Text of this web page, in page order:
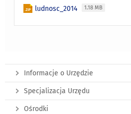
ludnosc_2014 1.18 MB
Informacje o Urzędzie
Specjalizacja Urzędu
Ośrodki